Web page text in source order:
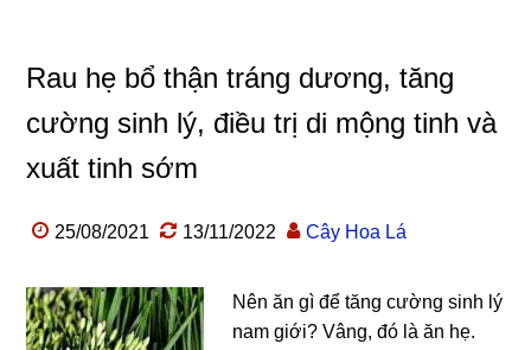
Rau hẹ bổ thận tráng dương, tăng
cường sinh lý, điều trị di mộng tinh và
xuất tinh sớm
25/08/2021 13/11/2022 Cây Hoa Lá
Nên ăn gì để tăng cường sinh lý
nam giới? Vâng, đó là ăn hẹ.